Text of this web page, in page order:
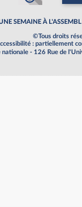
SEMAINE À
©Tous droits
: partiellement
nationale - 126 Rue de